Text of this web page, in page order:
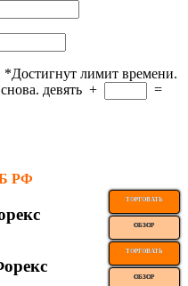
*Достигнут лимит времени.
девять +
=
РФ
ТОРГОВАТЬ
ОБЗОР
ТОРГОВАТЬ
ОБЗОР